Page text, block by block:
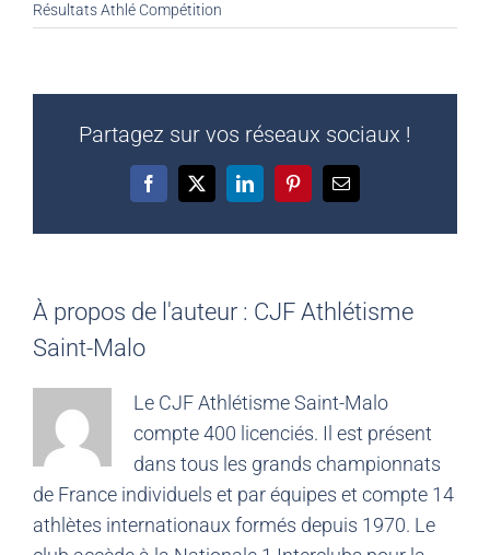
Résultats Athlé Compétition
Partagez sur vos réseaux sociaux !
Facebook
X LinkedInPinterestEmail
À propos de l'auteur : CJF Athlétisme
Saint-Malo
Le CJF Athlétisme Saint-Malo
compte 400 licenciés. Il est présent
dans tous les grands championnats
de France individuels et par équipes et compte 14
athlètes internationaux formés depuis 1970. Le